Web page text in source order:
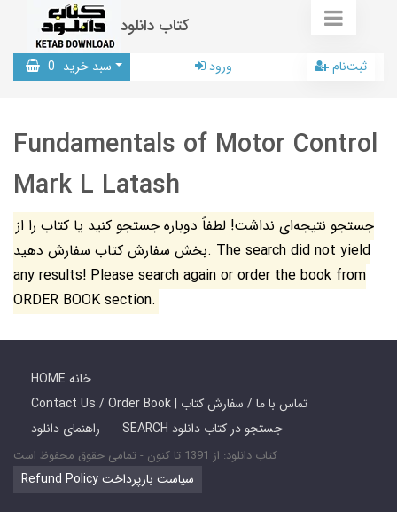
کتاب دانلود
سبد خرید 0 ورود ثبت‌نام
Fundamentals of Motor Control
Mark L Latash
جستجو نتیجه‌ای نداشت! لطفاً دوباره جستجو کنید یا کتاب را از
بخش سفارش کتاب سفارش دهید. The search did not yield
any results! Please search again or order the book from
ORDER BOOK section.
HOME خانه
Contact Us / Order Book | تماس با ما / سفارش کتاب
راهنمای دانلود
SEARCH جستجو در کتاب دانلود
کتاب دانلود: از 1391 تا کنون - تمامی حقوق محفوظ است
Refund Policy سیاست بازپرداخت